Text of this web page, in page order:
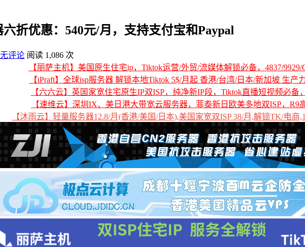
折优惠：540元/月，支持支付宝和Paypal
评论 阅读 1,086 次
【丽萨主机】美国原生住宅ip，Tiktok运营/外贸/流媒体解锁必备，4837/
【iPraft】全球isp服务器 解锁本地Tiktok 5$/月起 香港/台湾/日本/新加坡 生产
【六六云】英国家宽住宅原生IP双ISP，纯净新IP段，Tiktok直播短视频必备
【速维云】深圳IX、美日港大带宽云服务器，菲泰新日欧美多地双ISP，R9
【沐雨云】轻量服务器12.8/月(香港/美国/日本),美国家宽双ISP 38/月,解锁TK/电商